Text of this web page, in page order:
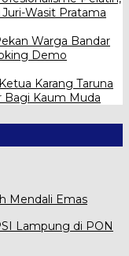
Wasit Pratama
Warga Bandar
Demo
Karang Taruna
Kaum Muda
Mendali Emas
Lampung di PON